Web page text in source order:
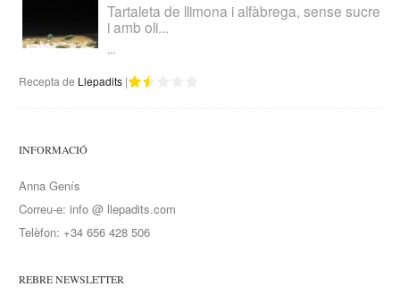
Tartaleta de llimona i alfàbrega, sense sucre
i amb oli...
...
Recepta de Llepadits |
INFORMACIÓ
Anna Genís
Correu-e: info @ llepadits.com
Telèfon: +34 656 428 506
REBRE NEWSLETTER